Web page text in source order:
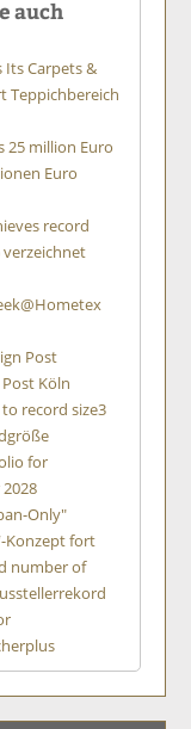
auch
Its Carpets &
Teppichbereich
25 million Euro
Euro
record
@Hometex
Post
Köln
record size3
for
Only"
Konzept fort
number of